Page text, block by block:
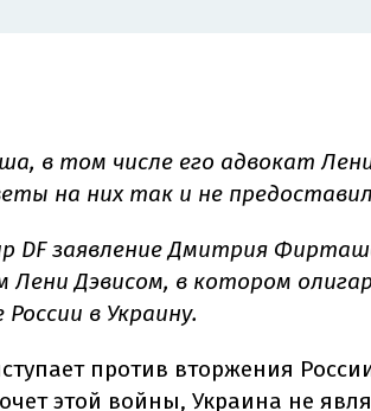
в том числе его адвокат
на них так и не
DF заявление Дмитрия
Лени Дэвисом, в котором
в Украину.
против вторжения
этой войны, Украина не